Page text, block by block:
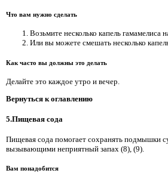
Что вам нужно сделать
Возьмите несколько капель
Или вы можете смешать несколько
Как часто вы должны это делать
Делайте это каждое утро и вечер.
Вернуться к оглавлению
5.Пищевая сода
Пищевая сода помогает сохранять подмышки
вызывающими неприятный запах (8), (9).
Вам понадобится